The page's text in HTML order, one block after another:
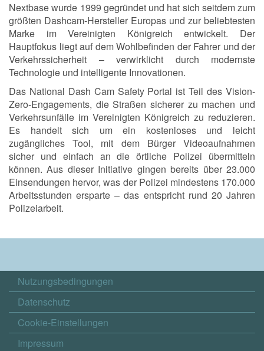
Nextbase wurde 1999 gegründet und hat sich seitdem zum
größten Dashcam-Hersteller Europas und zur beliebtesten
Marke im Vereinigten Königreich entwickelt. Der
Hauptfokus liegt auf dem Wohlbefinden der Fahrer und der
Verkehrssicherheit – verwirklicht durch modernste
Technologie und intelligente Innovationen.
Das National Dash Cam Safety Portal ist Teil des Vision-
Zero-Engagements, die Straßen sicherer zu machen und
Verkehrsunfälle im Vereinigten Königreich zu reduzieren.
Es handelt sich um ein kostenloses und leicht
zugängliches Tool, mit dem Bürger Videoaufnahmen
sicher und einfach an die örtliche Polizei übermitteln
können. Aus dieser Initiative gingen bereits über 23.000
Einsendungen hervor, was der Polizei mindestens 170.000
Arbeitsstunden ersparte – das entspricht rund 20 Jahren
Polizeiarbeit.
Nutzungsbedingungen
Datenschutz
Cookie-Einstellungen
Impressum